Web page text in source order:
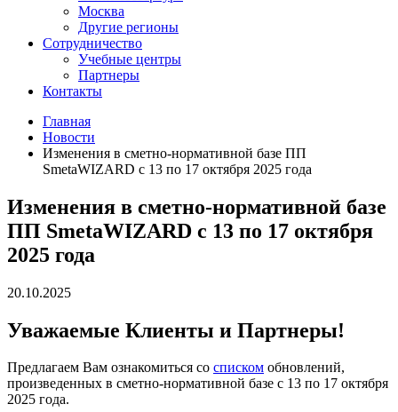
Москва
Другие регионы
Сотрудничество
Учебные центры
Партнеры
Контакты
Главная
Новости
Изменения в сметно-нормативной базе ПП
SmetaWIZARD с 13 по 17 октября 2025 года
Изменения в сметно-нормативной базе
ПП SmetaWIZARD с 13 по 17 октября
2025 года
20.10.2025
Уважаемые Клиенты и Партнеры!
Предлагаем Вам ознакомиться со списком обновлений,
произведенных в сметно-нормативной базе с 13 по 17 октября
2025 года.